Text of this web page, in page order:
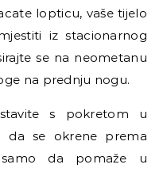
lopticu, vaše tijelo
iz stacionarnog
se na neometanu
na prednju nogu.
s pokretom u
da se okrene prema
da pomaže u